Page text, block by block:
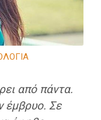
από πάντα.
έμβρυο. Σε